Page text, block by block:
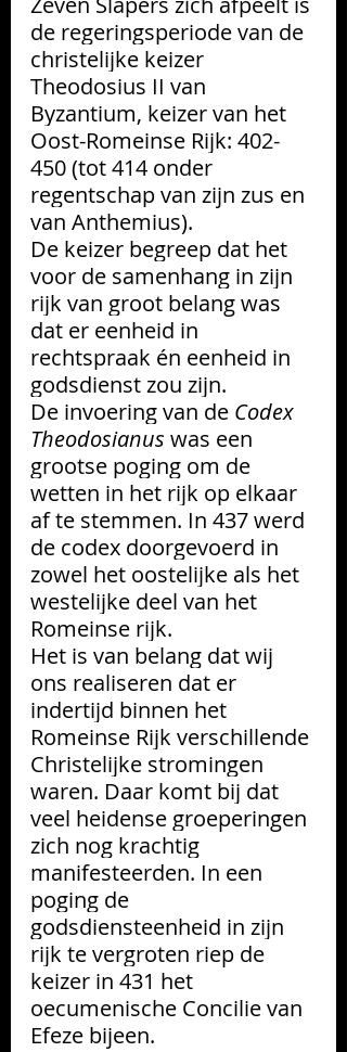
de regeringsperiode van de
christelijke keizer
Theodosius II van
Byzantium, keizer van het
Oost-Romeinse Rijk: 402-
450 (tot 414 onder
regentschap van zijn zus en
van Anthemius).
De keizer begreep dat het
voor de samenhang in zijn
rijk van groot belang was
dat er eenheid in
rechtspraak én eenheid in
godsdienst zou zijn.
De invoering van de Codex
Theodosianus was een
grootse poging om de
wetten in het rijk op elkaar
af te stemmen. In 437 werd
de codex doorgevoerd in
zowel het oostelijke als het
westelijke deel van het
Romeinse rijk.
Het is van belang dat wij
ons realiseren dat er
indertijd binnen het
Romeinse Rijk verschillende
Christelijke stromingen
waren. Daar komt bij dat
veel heidense groeperingen
zich nog krachtig
manifesteerden. In een
poging de
godsdiensteenheid in zijn
rijk te vergroten riep de
keizer in 431 het
oecumenische Concilie van
Efeze bijeen.